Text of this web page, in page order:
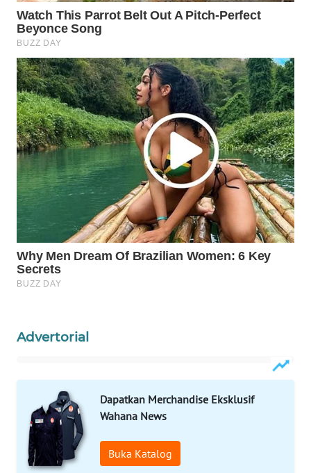
Advertorial
Dapatkan Merchandise Eksklusif
Wahana News
Buka Katalog
BORNEO
Wahana
Media
Group
WAHANA
NEWS
WAHANA
TANI
WAHANA
ADVOKAT
WAHANA
INFRASTRUKTUR
LISTRIK
WAHANA
TRAVEL
WAHANA